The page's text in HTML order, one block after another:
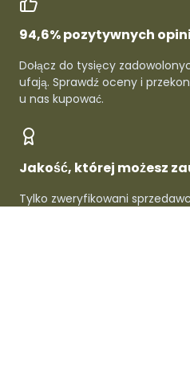
94,6% pozytywnych
Dołącz do tysięcy
ufają. Sprawdź oceny i
u nas kupować.
Jakość, której możesz
Tylko zweryfikowani